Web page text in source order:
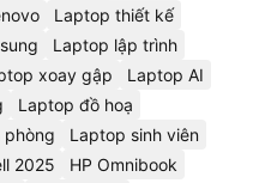
Laptop thiết kế
Laptop lập trình
xoay gập
Laptop AI
Laptop đồ hoạ
phòng
Laptop sinh viên
2025
HP Omnibook